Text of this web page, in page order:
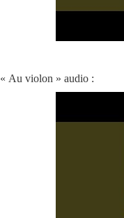
« Au violon » audio :